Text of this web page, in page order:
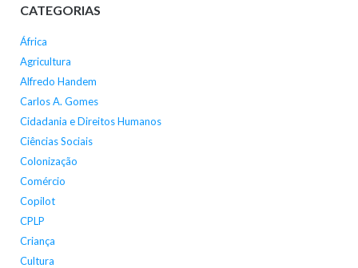
CATEGORIAS
África
Agricultura
Alfredo Handem
Carlos A. Gomes
Cidadania e Direitos Humanos
Ciências Sociais
Colonização
Comércio
Copilot
CPLP
Criança
Cultura